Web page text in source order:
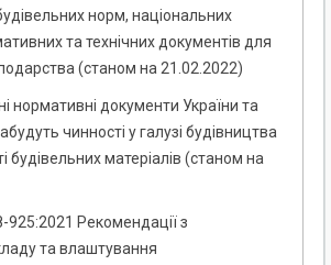
норм, національних
та технічних документів для
(станом на 21.02.2022)
нормативні документи України та
чинності у галузі будівництва
будівельних матеріалів (станом на
925:2021 Рекомендації з
та влаштування